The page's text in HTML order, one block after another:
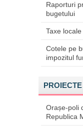
Raporturi
bugetului
Taxe locale
Cotele pe
impozitul
Orașe-poli
Republica